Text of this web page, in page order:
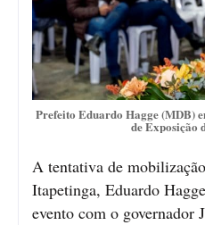
Prefeito Eduardo Hagge (MDB)
de Exposição
A tentativa de
Itapetinga, Eduardo
evento com o governador